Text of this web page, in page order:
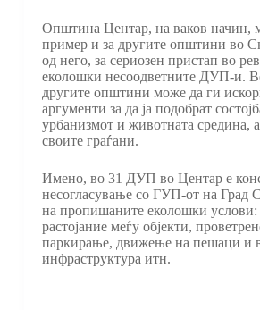
Општина Центар, на ваков начин,
пример и за другите општини во
од него, за сериозен пристап во
еколошки несоодветните ДУП-и.
другите општини може да ги
аргументи за да ја подобрат
урбанизмот и животната средина,
своите граѓани.
Имено, во 31 ДУП во Центар е
несогласување со ГУП-от на Град
на пропишаните еколошки услови:
растојание меѓу објекти,
паркирање, движење на пешаци и
инфраструктура итн.